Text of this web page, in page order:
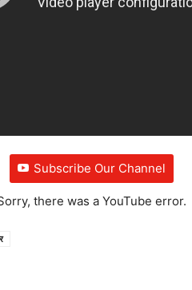
Subscribe Our Channel
there was a YouTube error.